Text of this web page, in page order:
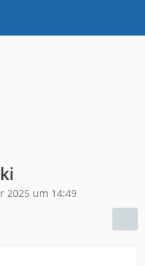
2025 um 14:49